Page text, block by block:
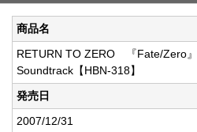
商品名
RETURN TO ZERO 『Fate/Zero
Soundtrack【HBN-318】
発売日
2007/12/31